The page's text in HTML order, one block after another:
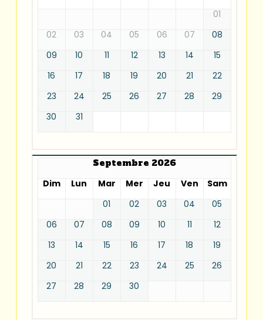
01
02
03 04 05 06 07
08
09
10 11 12 13 14
15
16
17 18 19 20 21
22
23
24 25 26 27 28
29
30
31
Septembre 2026
Dim
Lun Mar Mer Jeu Ven
Sam
01
02 03 04
05
06
07 08 09 10 11
12
13
14 15 16 17 18
19
20
21 22 23 24 25
26
27
28 29 30